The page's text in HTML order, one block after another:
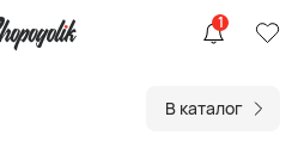
1
В каталог